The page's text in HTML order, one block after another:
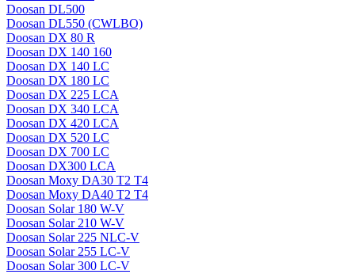
Doosan DL500
Doosan DL550 (CWLBO)
Doosan DX 80 R
Doosan DX 140 160
Doosan DX 140 LC
Doosan DX 180 LC
Doosan DX 225 LCA
Doosan DX 340 LCA
Doosan DX 420 LCA
Doosan DX 520 LC
Doosan DX 700 LC
Doosan DX300 LCA
Doosan Moxy DA30 T2 T4
Doosan Moxy DA40 T2 T4
Doosan Solar 180 W-V
Doosan Solar 210 W-V
Doosan Solar 225 NLC-V
Doosan Solar 255 LC-V
Doosan Solar 300 LC-V